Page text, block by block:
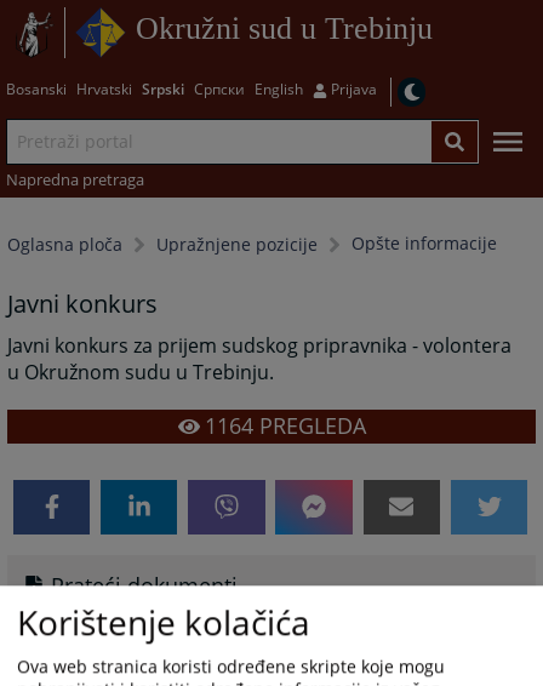
Okružni sud u Trebinju
Bosanski Hrvatski Srpski Српски English Prijava
Napredna pretraga
Oglasna ploča Upražnjene pozicije Opšte informacije
Javni konkurs
Javni konkurs za prijem sudskog pripravnika - volontera
u Okružnom sudu u Trebinju.
1164PREGLEDA
Prateći dokumenti
Javni konkurs
Korištenje kolačića
Ova web stranica koristi određene skripte koje mogu